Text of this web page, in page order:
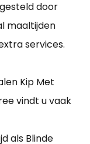
door
maaltijden
services.
Kip Met
vindt u vaak
als Blinde